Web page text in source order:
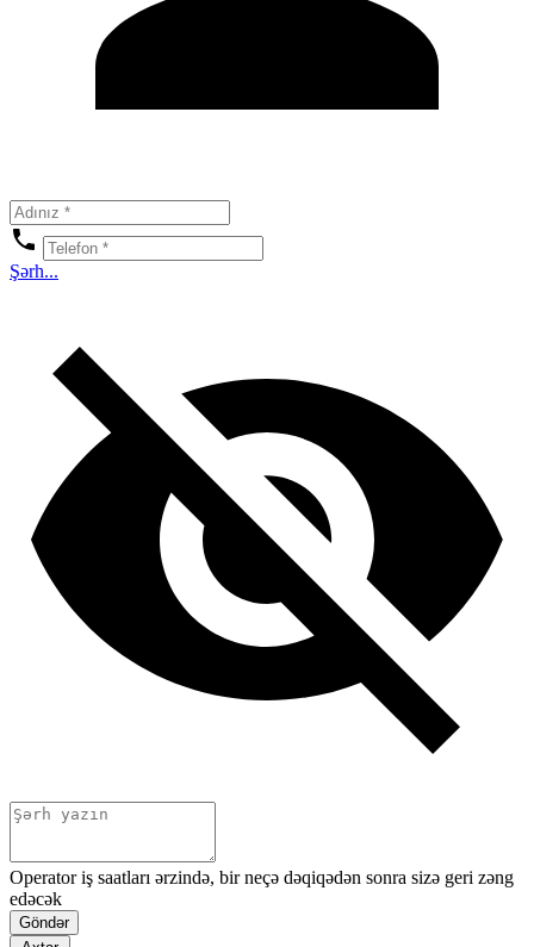
Şərh...
Operator iş saatları ərzində, bir neçə dəqiqədən sonra sizə geri zəng
edəcək
Göndər